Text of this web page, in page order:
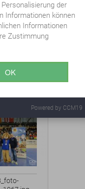
der
Informationen können
Informationen
Zustimmung
OK
Powered by CCM19